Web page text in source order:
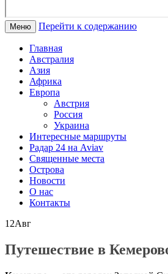
Меню Перейти к содержанию
Главная
Австралия
Азия
Африка
Европа
Австрия
Россия
Украина
Интересные маршруты
Радар 24 на Aviav
Священные места
Острова
Новости
О нас
Контакты
12Авг
Путешествие в